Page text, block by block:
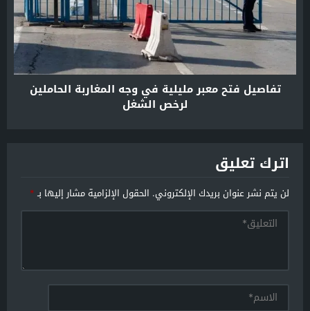
تفاصيل فتح معبر مليلية في وجه المغاربة الحاملين
لرخص الشغل
اترك تعليق
لن يتم نشر عنوان بريدك الإلكتروني. الحقول الإلزامية مشار إليها بـ*